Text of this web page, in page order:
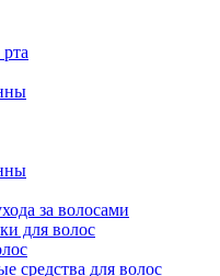
за волосами
для волос
средства для волос